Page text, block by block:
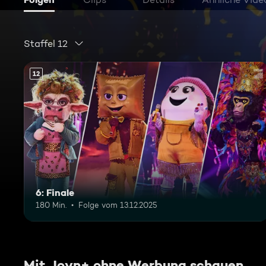
Staffel 12
12
6: Finale
180 Min. Folge vom 13.12.2025